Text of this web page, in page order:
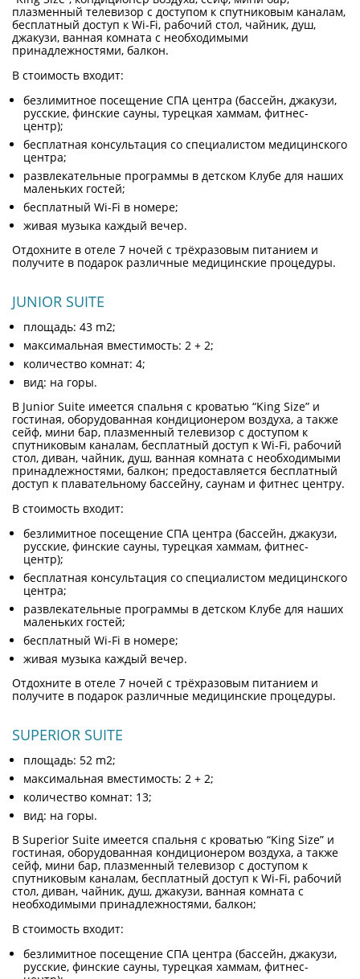
плазменный телевизор с доступом к спутниковым каналам,
бесплатный доступ к Wi-Fi, рабочий стол, чайник, душ,
джакузи, ванная комната с необходимыми
принадлежностями, балкон.
В стоимость входит:
безлимитное посещение СПА центра (бассейн, джакузи,
русские, финские сауны, турецкая хаммам, фитнес-
центр);
бесплатная консультация со специалистом медицинского
центра;
развлекательные программы в детском Клубе для наших
маленьких гостей;
бесплатный Wi-Fi в номере;
живая музыка каждый вечер.
Отдохните в отеле 7 ночей с трёхразовым питанием и
получите в подарок различные медицинские процедуры.
JUNIOR SUITE
площадь: 43 m2;
максимальная вместимость: 2 + 2;
количество комнат: 4;
вид: на горы.
В Junior Suite имеется спальня с кроватью “King Size” и
гостиная, оборудованная кондиционером воздуха, а также
сейф, мини бар, плазменный телевизор с доступом к
спутниковым каналам, бесплатный доступ к Wi-Fi, рабочий
стол, диван, чайник, душ, ванная комната с необходимыми
принадлежностями, балкон; предоставляется бесплатный
доступ к плавательному бассейну, саунам и фитнес центру.
В стоимость входит:
безлимитное посещение СПА центра (бассейн, джакузи,
русские, финские сауны, турецкая хаммам, фитнес-
центр);
бесплатная консультация со специалистом медицинского
центра;
развлекательные программы в детском Клубе для наших
маленьких гостей;
бесплатный Wi-Fi в номере;
живая музыка каждый вечер.
Отдохните в отеле 7 ночей с трёхразовым питанием и
получите в подарок различные медицинские процедуры.
SUPERIOR SUITE
площадь: 52 m2;
максимальная вместимость: 2 + 2;
количество комнат: 13;
вид: на горы.
В Superior Suite имеется спальня с кроватью “King Size” и
гостиная, оборудованная кондиционером воздуха, а также
сейф, мини бар, плазменный телевизор с доступом к
спутниковым каналам, бесплатный доступ к Wi-Fi, рабочий
стол, диван, чайник, душ, джакузи, ванная комната с
необходимыми принадлежностями, балкон;
В стоимость входит:
безлимитное посещение СПА центра (бассейн, джакузи,
русские, финские сауны, турецкая хаммам, фитнес-